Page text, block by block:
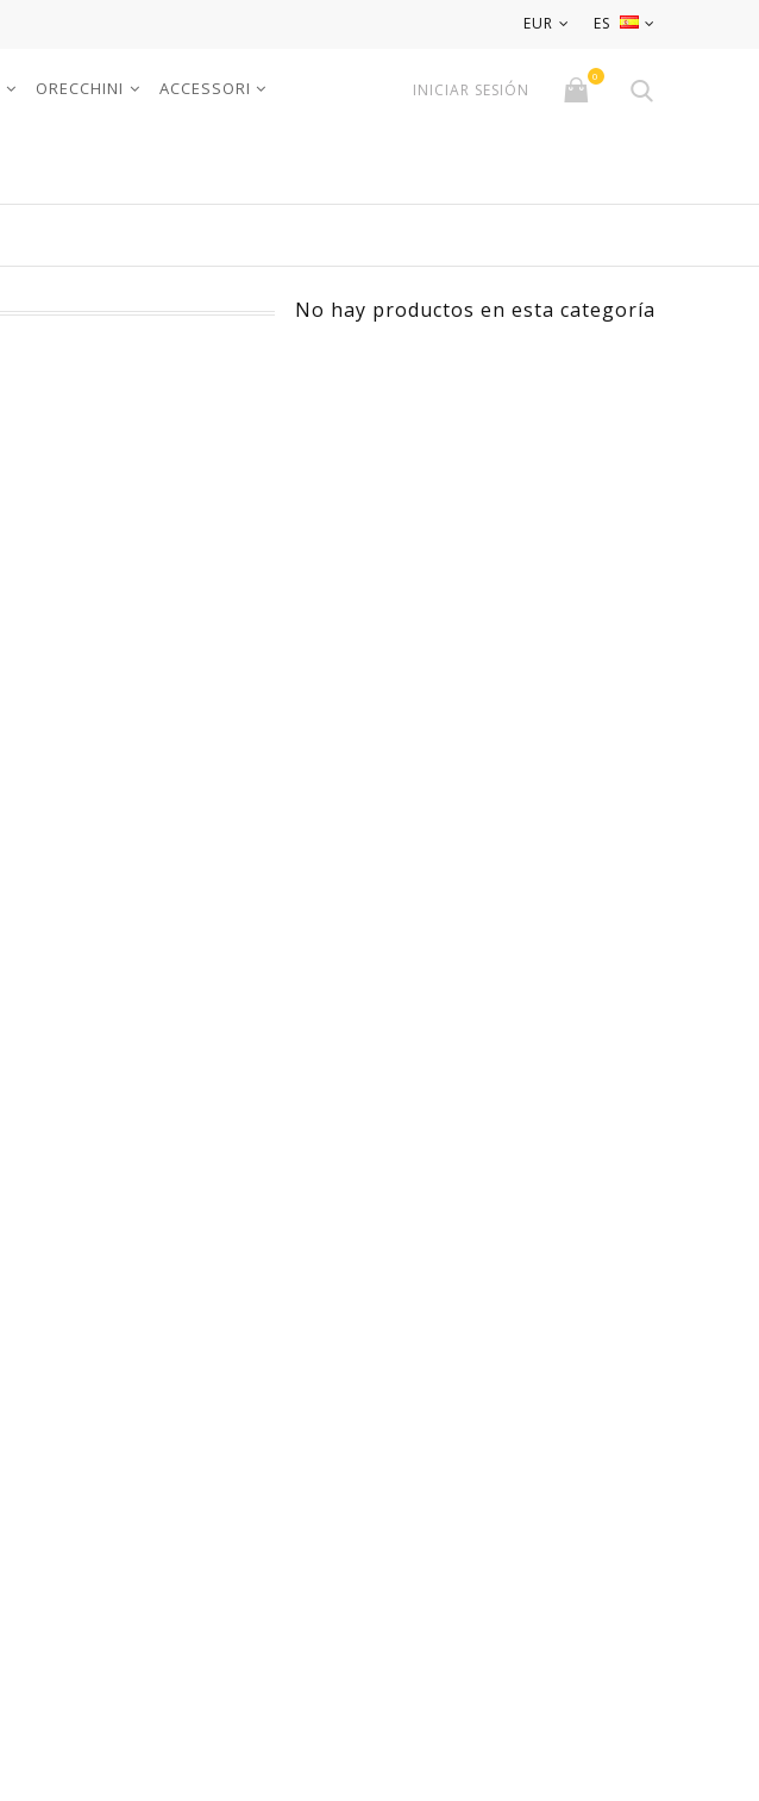
ES
EUR
ORECCHINI ACCESSORI INICIAR SESIÓN
0
No hay productos en esta categoría